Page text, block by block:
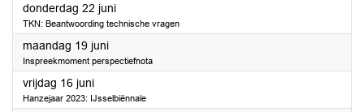
donderdag 22 juni2023
TKN: Beantwoording technische vragen
maandag 19 juni2023
Inspreekmoment perspectiefnota
vrijdag 16 juni2023
Hanzejaar 2023: IJsselbiënnale